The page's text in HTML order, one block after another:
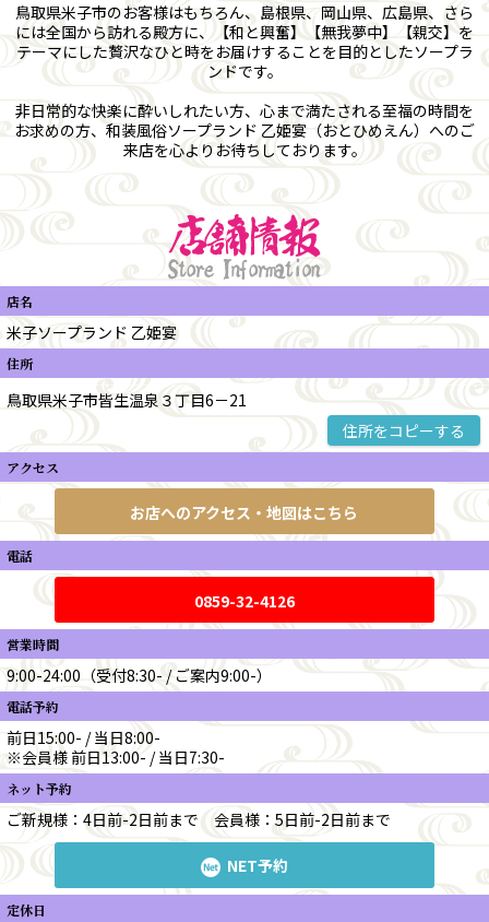
鳥取県米子市のお客様はもちろん、島根県、岡山県、広島県、さら
には全国から訪れる殿方に、【和と興奮】【無我夢中】【親交】を
テーマにした贅沢なひと時をお届けすることを目的としたソープラ
ンドです。
非日常的な快楽に酔いしれたい方、心まで満たされる至福の時間を
お求めの方、和装風俗ソープランド 乙姫宴（おとひめえん）へのご
来店を心よりお待ちしております。
店名
米子ソープランド 乙姫宴
住所
住所をコピーする
アクセス
お店へのアクセス・地図はこちら
電話
0859-32-4126
営業時間
9:00-24:00（受付8:30- / ご案内9:00-）
電話予約
前日15:00- / 当日8:00-
※会員様 前日13:00- / 当日7:30-
ネット予約
ご新規様：4日前-2日前まで会員様：5日前-2日前まで
NET予約
定休日